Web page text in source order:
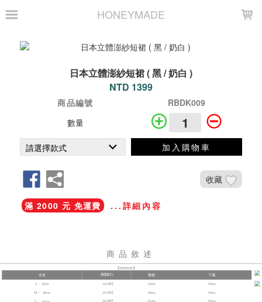
HONEYMADE
日本立體澎紗短裙 ( 黑 / 奶白 )
NTD 1399
商品編號
RBDK009
數量
加入購物車
收藏
滿 2000 元 免運費 ...詳細內容
商品敘述